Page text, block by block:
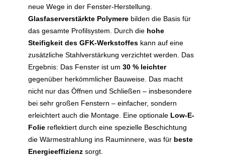
neue Wege in der Fenster-Herstellung.
Glasfaserverstärkte Polymere bilden die Basis für
das gesamte Profilsystem. Durch die hohe
Steifigkeit des GFK-Werkstoffes kann auf eine
zusätzliche Stahlverstärkung verzichtet werden. Das
Ergebnis: Das Fenster ist um 30 % leichter
gegenüber herkömmlicher Bauweise. Das macht
nicht nur das Öffnen und Schließen – insbesondere
bei sehr großen Fenstern – einfacher, sondern
erleichtert auch die Montage. Eine optionale Low-E-
Folie reflektiert durch eine spezielle Beschichtung
die Wärmestrahlung ins Rauminnere, was für beste
Energieeffizienz sorgt.